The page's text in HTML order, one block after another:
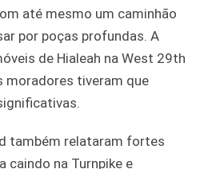
até mesmo um caminhão
por poças profundas. A
de Hialeah na West 29th
moradores tiveram que
também relataram fortes
caindo na Turnpike e